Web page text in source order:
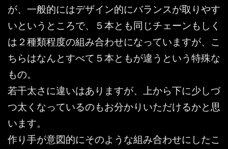
が、一般的にはデザイン的にバランスが取りやす
いというところで、５本とも同じチェーンもしく
は２種類程度の組み合わせになっていますが、こ
ちらはなんとすべて５本ともが違うという特殊な
もの。
若干太さに違いはありますが、上から下に少しづ
つ太くなっているのもお分かりいただけるかと思
います。
作り手が意図的にそのような組み合わせにしたこ